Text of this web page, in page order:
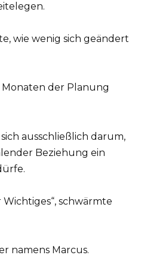
wie wenig sich geändert
der Planung
ausschließlich darum,
Beziehung ein
schwärmte
namens Marcus.